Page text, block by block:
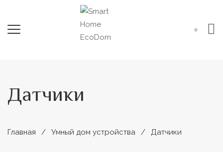
0
Датчики
Главная Умный дом устройства Датчики